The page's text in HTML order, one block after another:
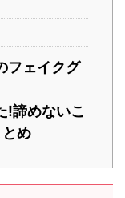
フェイクグ
!諦めないこ
め